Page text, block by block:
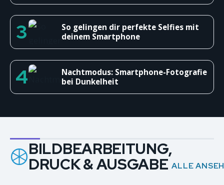
3
So gelingen dir perfekte Selfies mit
deinem Smartphone
4
Nachtmodus: Smartphone-Fotografie
bei Dunkelheit
BILDBEARBEITUNG,
DRUCK & AUSGABE ALLE